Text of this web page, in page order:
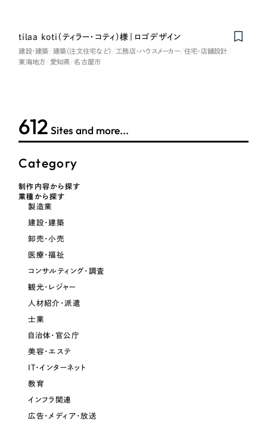
613 Sites and more...
Category
制作内容から探す
業種から探す
製造業
建設・建築
卸売・小売
医療・福祉
コンサルティング・調査
観光・レジャー
人材紹介・派遣
士業
自治体・官公庁
美容・エステ
IT・インターネット
教育
インフラ関連
広告・メディア・放送
tilaa koti（ティラー・コティ）様｜ロゴデザイン
建設・建築 建築（注文住宅など） 工務店・ハウスメーカー
住宅・店舗設計
東海地方
愛知県 名古屋市